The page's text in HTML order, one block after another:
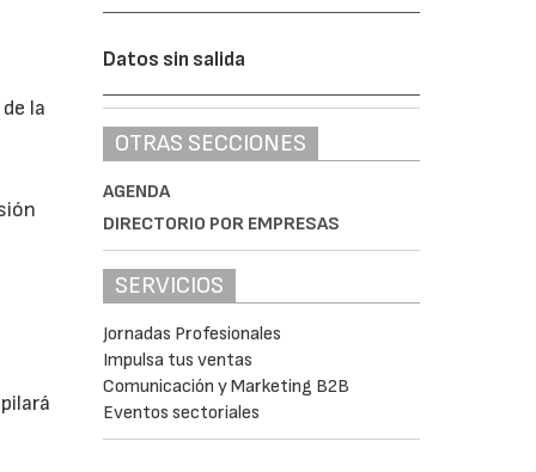
la
Datos sin salida
OTRAS SECCIONES
AGENDA
DIRECTORIO POR EMPRESAS
SERVICIOS
Jornadas Profesionales
Impulsa tus ventas
Comunicación y Marketing B2B
Eventos sectoriales